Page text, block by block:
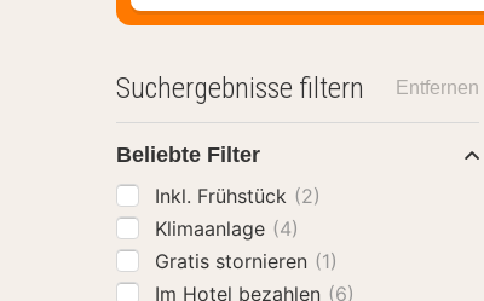
Suchergebnisse filtern Entfernen
Beliebte Filter
Inkl. Frühstück (2)
Klimaanlage (4)
Gratis stornieren (1)
Im Hotel bezahlen (6)